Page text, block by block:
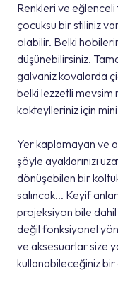
Renkleri ve
çocuksu bir stiliniz
olabilir. Belki
düşünebilirsiniz.
galvaniz kovalarda
belki lezzetli mevsim
kokteylleriniz için
Yer kaplamayan ve
şöyle ayaklarınızı
dönüşebilen bir
salıncak... Keyif
projeksiyon bile dahil
değil fonksiyonel
ve aksesuarlar size
kullanabileceğiniz